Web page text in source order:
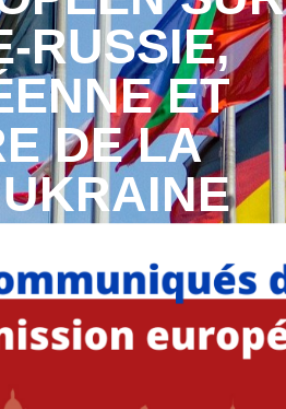
RUSSIE,
ET
DE LA